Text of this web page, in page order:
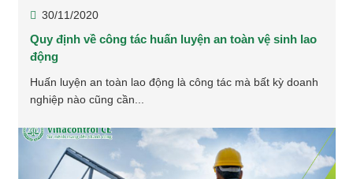
30/11/2020
Quy định về công tác huấn luyện an toàn vệ sinh lao
động
Huấn luyện an toàn lao động là công tác mà bất kỳ doanh
nghiệp nào cũng cần...